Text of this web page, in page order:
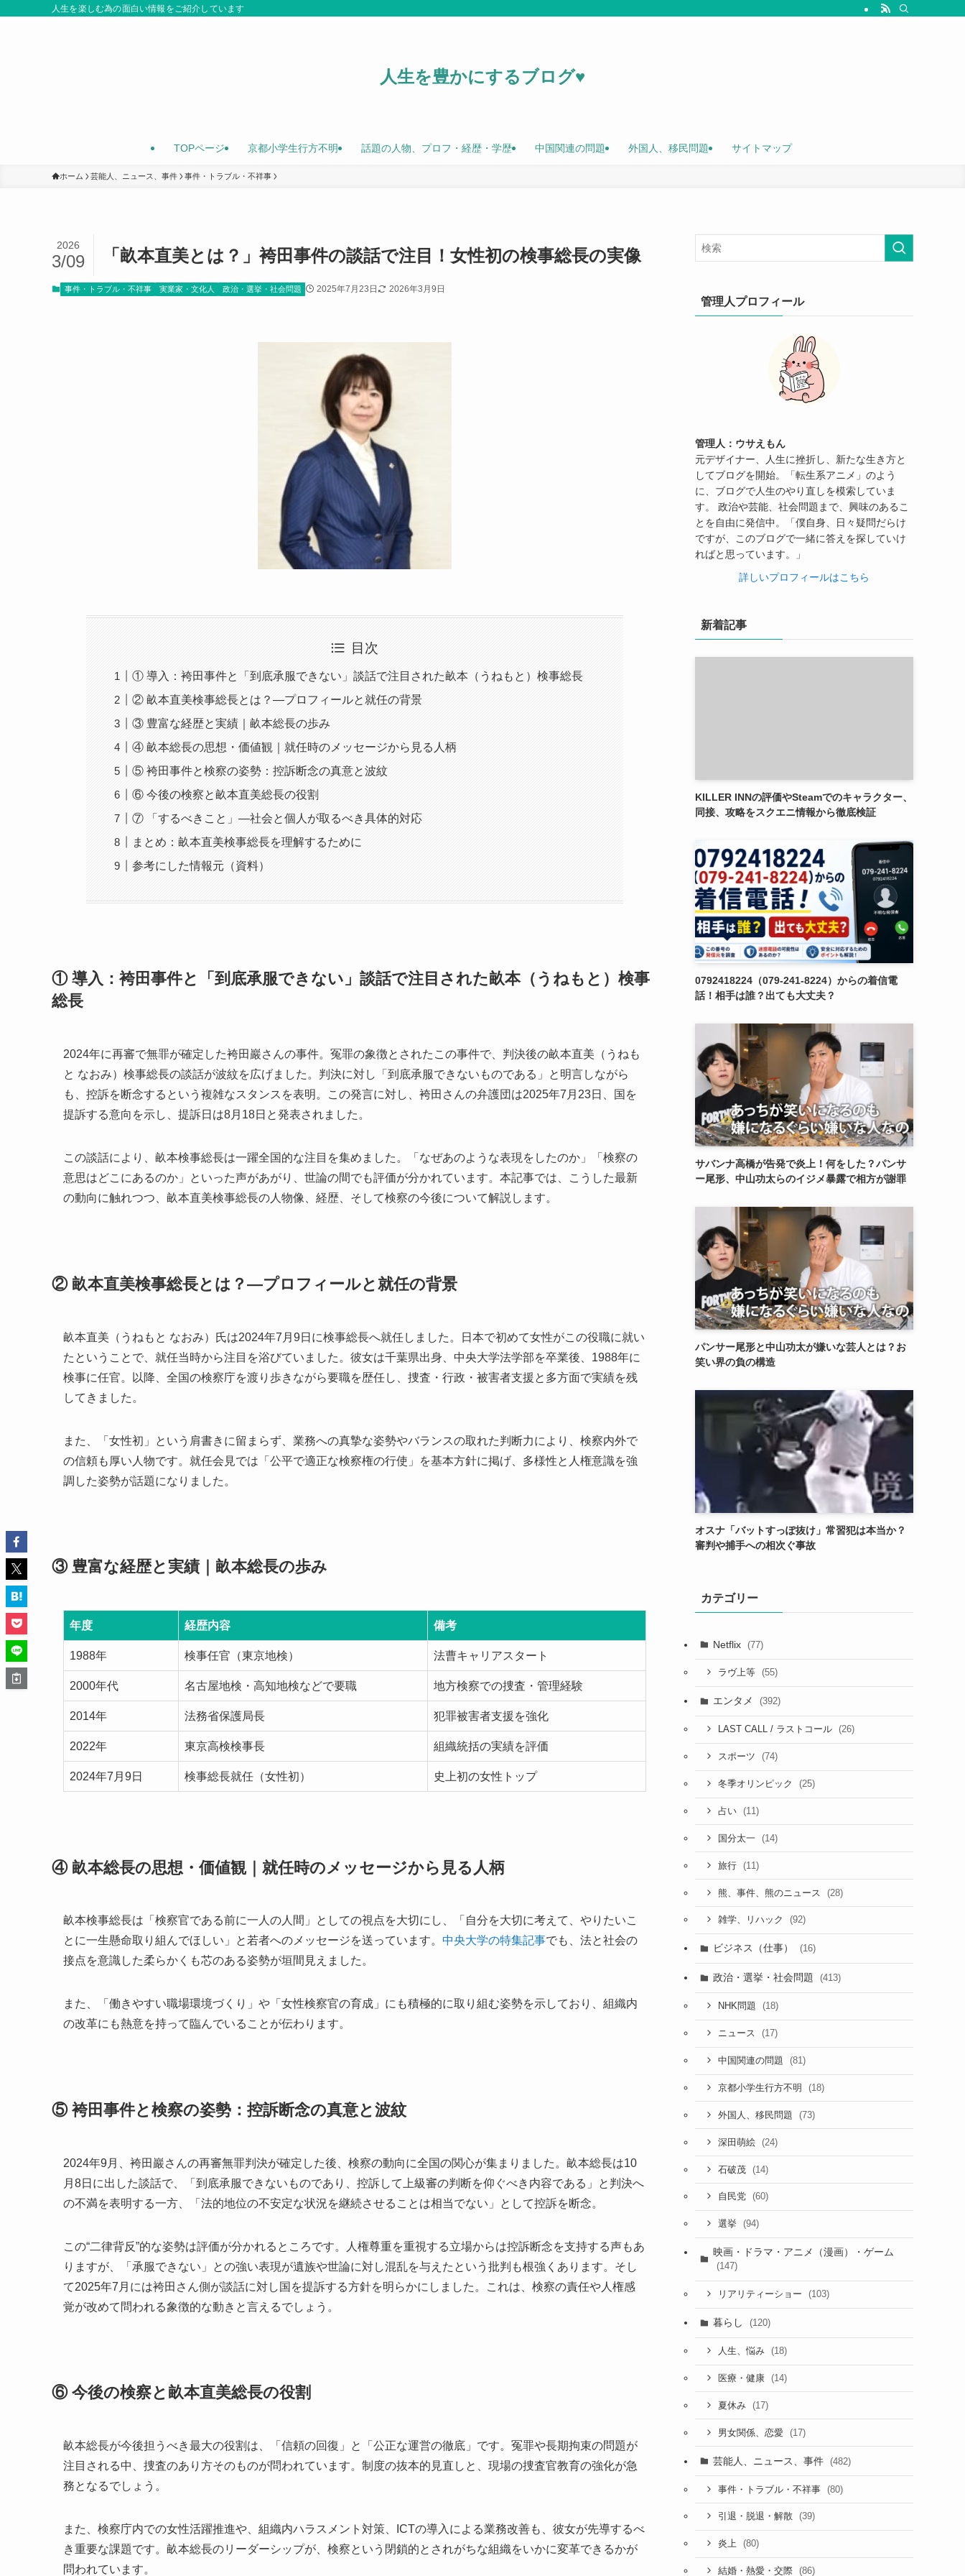
人生を楽しむ為の面白い情報をご紹介しています
人生を豊かにするブログ♥
TOPページ 京都小学生行方不明 話題の人物、プロフ・経歴・学歴 中国関連の問題 外国人、移民問題 サイトマップ
ホーム 芸能人、ニュース、事件 事件・トラブル・不祥事
「畝本直美とは？」袴田事件の談話で注目！女性初の検事総長の実像
2026
3/09
事件・トラブル・不祥事 実業家・文化人 政治・選挙・社会問題 2025年7月23日 2026年3月9日
目次
① 導入：袴田事件と「到底承服できない」談話で注目された畝本（うねもと）検事総長
② 畝本直美検事総長とは？—プロフィールと就任の背景
③ 豊富な経歴と実績｜畝本総長の歩み
④ 畝本総長の思想・価値観｜就任時のメッセージから見る人柄
⑤ 袴田事件と検察の姿勢：控訴断念の真意と波紋
⑥ 今後の検察と畝本直美総長の役割
⑦ 「するべきこと」—社会と個人が取るべき具体的対応
まとめ：畝本直美検事総長を理解するために
参考にした情報元（資料）
① 導入：袴田事件と「到底承服できない」談話で注目された畝本（うねもと）検事
総長
2024年に再審で無罪が確定した袴田巖さんの事件。冤罪の象徴とされたこの事件で、判決後の畝本直美（うねも
と なおみ）検事総長の談話が波紋を広げました。判決に対し「到底承服できないものである」と明言しながら
も、控訴を断念するという複雑なスタンスを表明。この発言に対し、袴田さんの弁護団は2025年7月23日、国を
提訴する意向を示し、提訴日は8月18日と発表されました。
この談話により、畝本検事総長は一躍全国的な注目を集めました。「なぜあのような表現をしたのか」「検察の
意思はどこにあるのか」といった声があがり、世論の間でも評価が分かれています。本記事では、こうした最新
の動向に触れつつ、畝本直美検事総長の人物像、経歴、そして検察の今後について解説します。
② 畝本直美検事総長とは？—プロフィールと就任の背景
畝本直美（うねもと なおみ）氏は2024年7月9日に検事総長へ就任しました。日本で初めて女性がこの役職に就い
たということで、就任当時から注目を浴びていました。彼女は千葉県出身、中央大学法学部を卒業後、1988年に
検事に任官。以降、全国の検察庁を渡り歩きながら要職を歴任し、捜査・行政・被害者支援と多方面で実績を残
してきました。
また、「女性初」という肩書きに留まらず、業務への真摯な姿勢やバランスの取れた判断力により、検察内外で
の信頼も厚い人物です。就任会見では「公平で適正な検察権の行使」を基本方針に掲げ、多様性と人権意識を強
調した姿勢が話題になりました。
③ 豊富な経歴と実績｜畝本総長の歩み
年度 経歴内容 備考
1988年 検事任官（東京地検） 法曹キャリアスタート
2000年代 名古屋地検・高知地検などで要職 地方検察での捜査・管理経験
2014年 法務省保護局長 犯罪被害者支援を強化
2022年 東京高検検事長 組織統括の実績を評価
2024年7月9日 検事総長就任（女性初） 史上初の女性トップ
④ 畝本総長の思想・価値観｜就任時のメッセージから見る人柄
畝本検事総長は「検察官である前に一人の人間」としての視点を大切にし、「自分を大切に考えて、やりたいこ
とに一生懸命取り組んでほしい」と若者へのメッセージを送っています。 中央大学の特集記事でも、法と社会の
接点を意識した柔らかくも芯のある姿勢が垣間見えました。
また、「働きやすい職場環境づくり」や「女性検察官の育成」にも積極的に取り組む姿勢を示しており、組織内
の改革にも熱意を持って臨んでいることが伝わります。
⑤ 袴田事件と検察の姿勢：控訴断念の真意と波紋
2024年9月、袴田巖さんの再審無罪判決が確定した後、検察の動向に全国の関心が集まりました。畝本総長は10
月8日に出した談話で、「到底承服できないものであり、控訴して上級審の判断を仰ぐべき内容である」と判決へ
の不満を表明する一方、「法的地位の不安定な状況を継続させることは相当でない」として控訴を断念。
この“二律背反”的な姿勢は評価が分かれるところです。人権尊重を重視する立場からは控訴断念を支持する声もあ
りますが、「承服できない」との強い表現が遺族や世論に対し混乱を与えたという批判も根強くあります。そし
て2025年7月には袴田さん側が談話に対し国を提訴する方針を明らかにしました。これは、検察の責任や人権感
覚が改めて問われる象徴的な動きと言えるでしょう。
⑥ 今後の検察と畝本直美総長の役割
畝本総長が今後担うべき最大の役割は、「信頼の回復」と「公正な運営の徹底」です。冤罪や長期拘束の問題が
注目される中、捜査のあり方そのものが問われています。制度の抜本的見直しと、現場の捜査官教育の強化が急
務となるでしょう。
また、検察庁内での女性活躍推進や、組織内ハラスメント対策、ICTの導入による業務改善も、彼女が先導するべ
き重要な課題です。畝本総長のリーダーシップが、検察という閉鎖的とされがちな組織をいかに変革できるかが
問われています。
管理人プロフィール
管理人：ウサえもん
元デザイナー、人生に挫折し、新たな生き方と
してブログを開始。「転生系アニメ」のよう
に、ブログで人生のやり直しを模索していま
す。 政治や芸能、社会問題まで、興味のあるこ
とを自由に発信中。「僕自身、日々疑問だらけ
ですが、このブログで一緒に答えを探していけ
ればと思っています。」
詳しいプロフィールはこちら
新着記事
KILLER INNの評価やSteamでのキャラクター、
同接、攻略をスクエニ情報から徹底検証
0792418224（079-241-8224）からの着信電
話！相手は誰？出ても大丈夫？
サバンナ高橋が告発で炎上！何をした？パンサ
ー尾形、中山功太らのイジメ暴露で相方が謝罪
パンサー尾形と中山功太が嫌いな芸人とは？お
笑い界の負の構造
オスナ「バットすっぽ抜け」常習犯は本当か？
審判や捕手への相次ぐ事故
カテゴリー
Netflix (77)
ラヴ上等 (55)
エンタメ (392)
LAST CALL / ラストコール (26)
スポーツ (74)
冬季オリンピック (25)
占い (11)
国分太一 (14)
旅行 (11)
熊、事件、熊のニュース (28)
雑学、リハック (92)
ビジネス（仕事） (16)
政治・選挙・社会問題 (413)
NHK問題 (18)
ニュース (17)
中国関連の問題 (81)
京都小学生行方不明 (18)
外国人、移民問題 (73)
深田萌絵 (24)
石破茂 (14)
自民党 (60)
選挙 (94)
映画・ドラマ・アニメ（漫画）・ゲーム
(147)
リアリティーショー (103)
暮らし (120)
人生、悩み (18)
医療・健康 (14)
夏休み (17)
男女関係、恋愛 (17)
芸能人、ニュース、事件 (482)
事件・トラブル・不祥事 (80)
引退・脱退・解散 (39)
炎上 (80)
結婚・熱愛・交際 (86)